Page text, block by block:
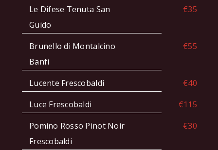
Le Difese Tenuta San
Guido
€35
Brunello di Montalcino
Banfi
€55
Lucente Frescobaldi
€40
Luce Frescobaldi
€115
Pomino Rosso Pinot Noir
Frescobaldi
€30